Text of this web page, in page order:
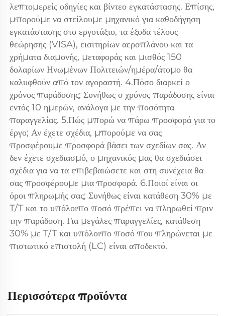
λεπτομερείς οδηγίες και βίντεο εγκατάστασης. Επίσης,
μπορούμε να στείλουμε μηχανικό για καθοδήγηση
εγκατάστασης στο εργοτάξιο, τα έξοδα τέλους
θεώρησης (VISA), εισιτηρίων αεροπλάνου και τα
χρήματα διαμονής, μεταφοράς και μισθός 150
δολαρίων Ηνωμένων Πολιτειών/ημέρα/άτομο θα
καλυφθούν από τον αγοραστή. 4.Πόσο διαρκεί ο
χρόνος παράδοσης; Συνήθως ο χρόνος παράδοσης είναι
εντός 10 ημερών, ανάλογα με την ποσότητα
παραγγελίας. 5.Πώς μπορώ να πάρω προσφορά για το
έργο; Αν έχετε σχέδια, μπορούμε να σας
προσφέρουμε προσφορά βάσει των σχεδίων σας. Αν
δεν έχετε σχεδιασμό, ο μηχανικός μας θα σχεδιάσει
σχέδια για να τα επιβεβαιώσετε και στη συνέχεια θα
σας προσφέρουμε μια προσφορά. 6.Ποιοί είναι οι
όροι πληρωμής σας; Συνήθως είναι κατάθεση 30% με
T/T και το υπόλοιπο ποσό πρέπει να πληρωθεί πριν
την παράδοση. Για μεγάλες παραγγελίες, κατάθεση
30% με T/T και υπόλοιπο ποσό που πληρώνεται με
πιστωτικό επιστολή (LC) είναι αποδεκτό.
Περισσότερα προϊόντα